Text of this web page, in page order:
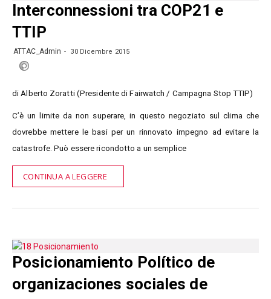
Interconnessioni tra COP21 e
TTIP
ATTAC_Admin 30 Dicembre 2015
di Alberto Zoratti (Presidente di Fairwatch / Campagna Stop TTIP)
C’è un limite da non superare, in questo negoziato sul clima che
dovrebbe mettere le basi per un rinnovato impegno ad evitare la
catastrofe. Può essere ricondotto a un semplice
CONTINUA A LEGGERE
Posicionamiento Político de
organizaciones sociales de